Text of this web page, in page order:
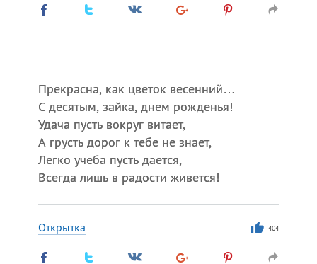
Прекрасна, как цветок весенний…
С десятым, зайка, днем рожденья!
Удача пусть вокруг витает,
А грусть дорог к тебе не знает,
Легко учеба пусть дается,
Всегда лишь в радости живется!
Открытка 404